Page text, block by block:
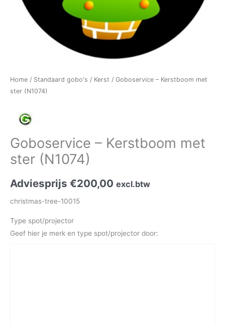
Home / Standaard gobo's / Kerst / Goboservice – Kerstboom met
ster (N1074)
Goboservice – Kerstboom met
ster (N1074)
Adviesprijs €200,00 excl.btw
christmas-tree-10015
Type spot/projector
Geef hier je merk en type spot/projector door: